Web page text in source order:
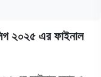
২০২৫ এর ফাইনাল